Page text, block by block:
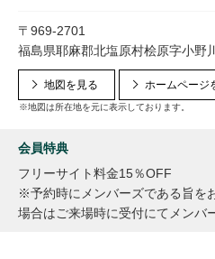
〒969-2701
福島県耶麻郡北塩原村桧原字小野
地図を見る
※地図は所在地を元に表示しております。
ホームページ
会員特典
フリーサイト料金15％OFF
※予約時にメンバーズである旨を
場合はご来場時に受付にてメンバ